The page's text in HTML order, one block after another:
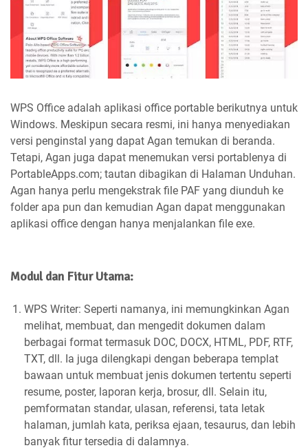
WPS Office adalah aplikasi office portable berikutnya untuk
Windows. Meskipun secara resmi, ini hanya menyediakan
versi penginstal yang dapat Agan temukan di beranda.
Tetapi, Agan juga dapat menemukan versi portablenya di
PortableApps.com; tautan dibagikan di Halaman Unduhan.
Agan hanya perlu mengekstrak file PAF yang diunduh ke
folder apa pun dan kemudian Agan dapat menggunakan
aplikasi office dengan hanya menjalankan file exe.
Modul dan Fitur Utama:
WPS Writer: Seperti namanya, ini memungkinkan Agan
melihat, membuat, dan mengedit dokumen dalam
berbagai format termasuk DOC, DOCX, HTML, PDF, RTF,
TXT, dll. Ia juga dilengkapi dengan beberapa templat
bawaan untuk membuat jenis dokumen tertentu seperti
resume, poster, laporan kerja, brosur, dll. Selain itu,
pemformatan standar, ulasan, referensi, tata letak
halaman, jumlah kata, periksa ejaan, tesaurus, dan lebih
banyak fitur tersedia di dalamnya.